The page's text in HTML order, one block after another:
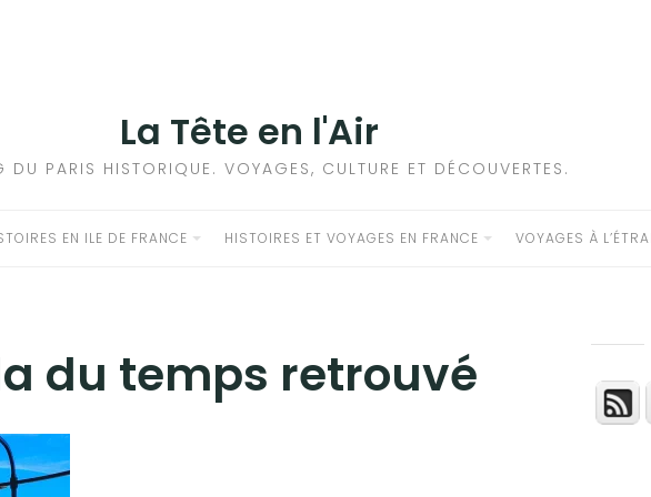
La Tête en l'Air
DU PARIS HISTORIQUE. VOYAGES, CULTURE ET DÉCOUVERTES.
EN ILE DE FRANCE HISTOIRES ET VOYAGES EN FRANCE VOYAGES À
du temps retrouvé